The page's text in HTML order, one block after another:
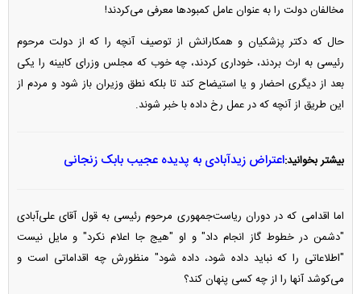
مخالفان دولت را به عنوان عامل کمبود‌ها معرفی می‌کردند!
حال که دکتر پزشکیان و همکارانش از توصیف آنچه را که از دولت مرحوم
رئیسی به ارث بردند، خوداری کردند، چه خوب که مجلس وزرای کابینه را یکی
بعد از دیگری احضار و یا استیضاح کند تا بلکه نطق وزیران باز شود و مردم از
این طریق از آنچه که در عمل رخ داده با خبر شوند.
بیشتر بخوانید:اعتراض زیدآبادی به پدیده عجیب بابک زنجانی
اما اقدامی که در دوران ریاست‌جمهوری مرحوم رئیسی به قول آقای علی‌آبادی
"دشمن در خطوط گاز انجام داد" و او "هیج جا اعلام نکرد" و مایل نیست
"اطلاعاتی را که نباید داده شود، داده شود" منظورش چه اقداماتی است و
می‌کوشد آنها را از چه کسی پنهان کند؟